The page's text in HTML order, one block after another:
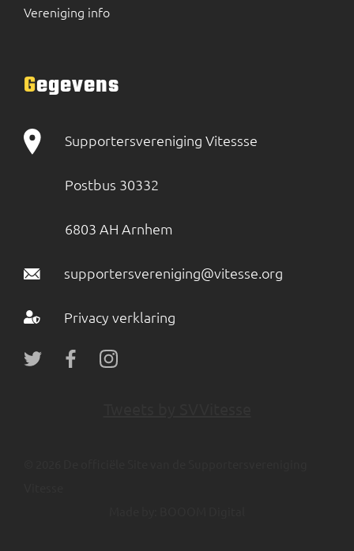
Vereniging info
Gegevens
Supportersvereniging Vitessse
Postbus 30332
6803 AH Arnhem
supportersvereniging@vitesse.org
Privacy verklaring